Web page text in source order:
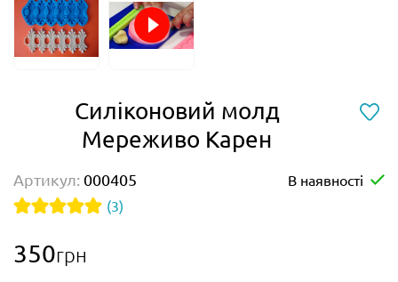
Силіконовий молд
Мереживо Карен
Артикул: 000405
В наявності
(3)
350грн